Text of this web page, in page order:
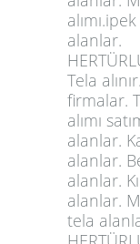
alanlar.
Tela
firmalar.
alımı
alanlar.
alanlar.
alanlar.
alanlar.
tela